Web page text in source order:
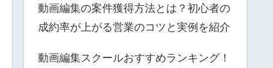
動画編集の案件獲得方法とは？初心者の
成約率が上がる営業のコツと実例を紹介
動画編集スクールおすすめランキング！